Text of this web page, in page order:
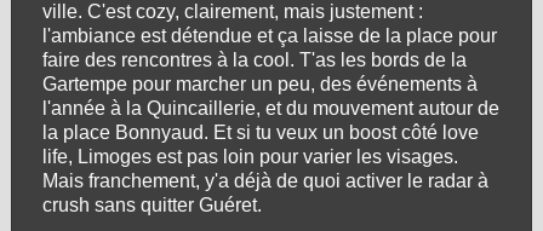
ville. C'est cozy, clairement, mais justement :
l'ambiance est détendue et ça laisse de la place pour
faire des rencontres à la cool. T'as les bords de la
Gartempe pour marcher un peu, des événements à
l'année à la Quincaillerie, et du mouvement autour de
la place Bonnyaud. Et si tu veux un boost côté love
life, Limoges est pas loin pour varier les visages.
Mais franchement, y'a déjà de quoi activer le radar à
crush sans quitter Guéret.